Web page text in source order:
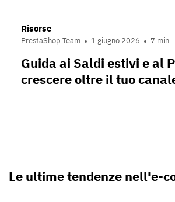
Risorse
PrestaShop Team 1 giugno 2026 7 min
Guida ai Saldi estivi e al
crescere oltre il tuo
Le ultime tendenze nell'e-